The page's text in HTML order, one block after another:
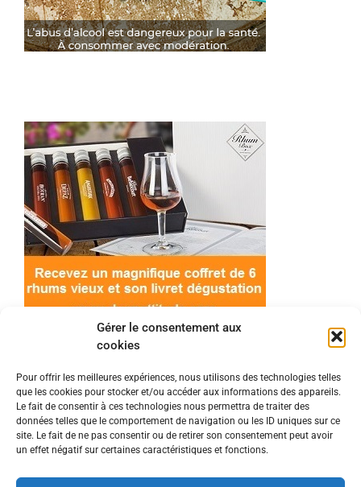
Gérer le consentement aux
cookies
Pour offrir les meilleures expériences, nous utilisons des technologies telles
que les cookies pour stocker et/ou accéder aux informations des appareils.
Le fait de consentir à ces technologies nous permettra de traiter des
données telles que le comportement de navigation ou les ID uniques sur ce
site. Le fait de ne pas consentir ou de retirer son consentement peut avoir
un effet négatif sur certaines caractéristiques et fonctions.
© 2022 Meilleur-rhum.net - Tous droits réservés
Mentions légales-Politique de cookies